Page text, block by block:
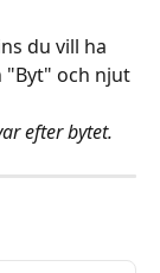
du vill ha
"Byt" och njut
efter bytet.